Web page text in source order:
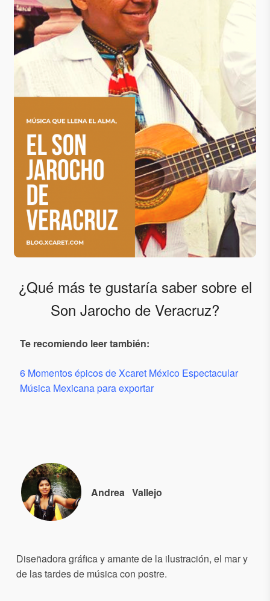
¿Qué más te gustaría saber sobre el
Son Jarocho de Veracruz?
Te recomiendo leer también:
6 Momentos épicos de Xcaret México Espectacular
Música Mexicana para exportar
Andrea Vallejo
Diseñadora gráfica y amante de la ilustración, el mar y
de las tardes de música con postre.